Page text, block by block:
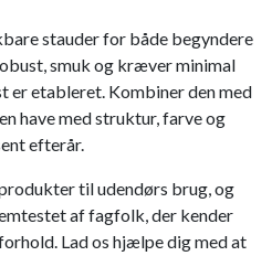
stauder for både begyndere
smuk og kræver minimal
er etableret. Kombiner den med
have med struktur, farve og
efterår.
til udendørs brug, og
af fagfolk, der kender
Lad os hjælpe dig med at